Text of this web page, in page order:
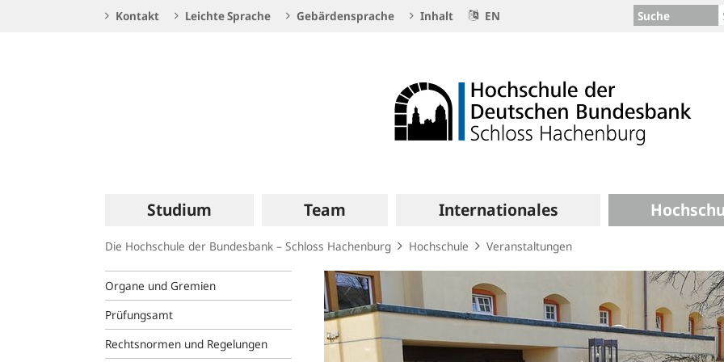
Kontakt Leichte Sprache Gebärdensprache Inhalt EN Suche
Hauptnavigation
Studium Team Internationales
Die Hochschule der Bundesbank – Schloss Hachenburg Hochschule Veranstaltungen
Organe und Gremien
Prüfungsamt
Rechtsnormen und Regelungen